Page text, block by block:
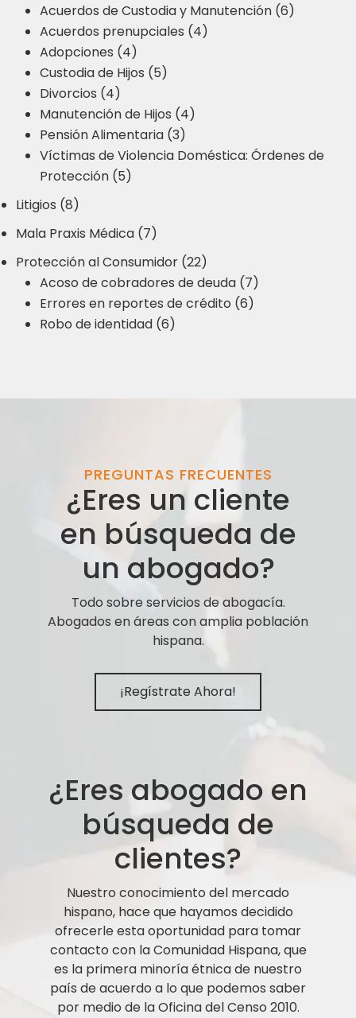
Acuerdos de Custodia y Manutención (6)
Acuerdos prenupciales (4)
Adopciones (4)
Custodia de Hijos (5)
Divorcios (4)
Manutención de Hijos (4)
Pensión Alimentaria (3)
Víctimas de Violencia Doméstica: Órdenes de
Protección (5)
Litigios (8)
Mala Praxis Médica (7)
Protección al Consumidor (22)
Acoso de cobradores de deuda (7)
Errores en reportes de crédito (6)
Robo de identidad (6)
PREGUNTAS FRECUENTES
¿Eres un cliente
en búsqueda de
un abogado?
Todo sobre servicios de abogacía.
Abogados en áreas con amplia población
hispana.
¡Regístrate Ahora!
¿Eres abogado en
búsqueda de
clientes?
Nuestro conocimiento del mercado
hispano, hace que hayamos decidido
ofrecerle esta oportunidad para tomar
contacto con la Comunidad Hispana, que
es la primera minoría étnica de nuestro
país de acuerdo a lo que podemos saber
por medio de la Oficina del Censo 2010.